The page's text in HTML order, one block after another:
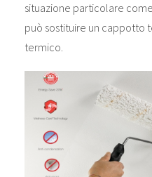
situazione particolare
può sostituire un cappotto
termico.